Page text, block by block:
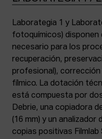
Laborategia 1 y
fotoquímicos) disponen
necesario para los
recuperación,
profesional), corrección
fílmico. La dotación
está compuesta por
Debrie, una copiadora
(16 mm) y un
copias positivas